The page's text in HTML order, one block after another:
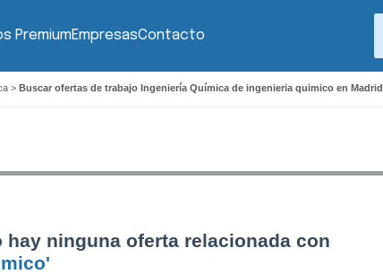
PremiumEmpresasContacto
> Buscar ofertas de trabajo Ingeniería Química de ingenieria quimico en Madrid
hay ninguna oferta relacionada con